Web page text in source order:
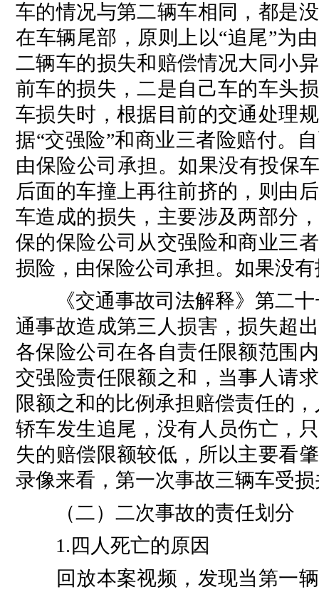
车的情况与第二辆车相同，都是
在车辆尾部，原则上以“追尾”为
二辆车的损失和赔偿情况大同小
前车的损失，二是自己车的车头
车损失时，根据目前的交通处理
据“交强险”和商业三者险赔付。
由保险公司承担。如果没有投保
后面的车撞上再往前挤的，则由
车造成的损失，主要涉及两部分
保的保险公司从交强险和商业三
损险，由保险公司承担。如果没
《交通事故司法解释》第二十
通事故造成第三人损害，损失超
各保险公司在各自责任限额范围
交强险责任限额之和，当事人请
限额之和的比例承担赔偿责任的
轿车发生追尾，没有人员伤亡，
失的赔偿限额较低，所以主要看
录像来看，第一次事故三辆车受
（二）二次事故的责任划分
1.四人死亡的原因
回放本案视频，发现当第一辆